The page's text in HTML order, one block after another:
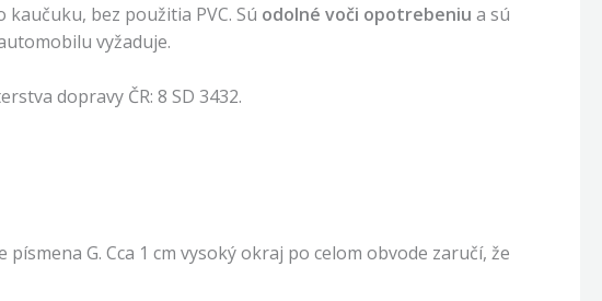
bez použitia PVC. Sú odolné voči opotrebeniu a sú
vyžaduje.
dopravy ČR: 8 SD 3432.
písmena G. Cca 1 cm vysoký okraj po celom obvode zaručí, že